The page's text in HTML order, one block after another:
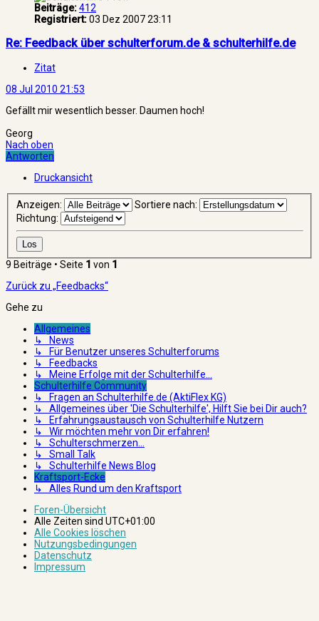
Beiträge:412
Registriert:03 Dez 2007 23:11
Re: Feedback über schulterforum.de & schulterhilfe.de
Zitat
08 Jul 2010 21:53
Gefällt mir wesentlich besser. Daumen hoch!
Georg
Nach oben
Antworten
Druckansicht
Anzeigen:
Sortiere nach:
Richtung:
9 Beiträge • Seite 1 von 1
Zurück zu „Feedbacks“
Gehe zu
Allgemeines
↳ News
↳ Für Benutzer unseres Schulterforums
↳ Feedbacks
↳ Meine Erfolge mit der Schulterhilfe...
Schulterhilfe Community
↳ Fragen an Schulterhilfe.de (AktiFlex KG)
↳ Allgemeines über 'Die Schulterhilfe', Hilft Sie bei Dir auch?
↳ Erfahrungsaustausch von Schulterhilfe Nutzern
↳ Wir möchten mehr von Dir erfahren!
↳ Schulterschmerzen...
↳ Small Talk
↳ Schulterhilfe News Blog
Kraftsport-Ecke
↳ Alles Rund um den Kraftsport
Foren-Übersicht
Alle Zeiten sind UTC+01:00
Alle Cookies löschen
Nutzungsbedingungen
Datenschutz
Impressum